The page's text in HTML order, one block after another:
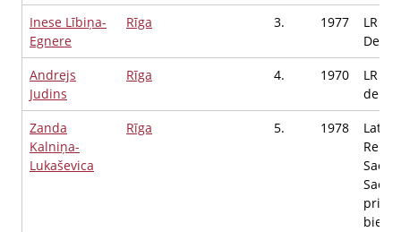
Inese Lībiņa-
Egnere
Rīga 3. 1977
LR
Andrejs
Judins
Rīga 4. 1970
LR
Zanda
Kalniņa-
Lukaševica
Rīga 5. 1978